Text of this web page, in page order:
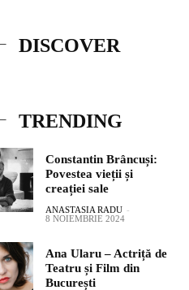
DISCOVER
TRENDING
Constantin Brâncuși:
Povestea vieții și
creației sale
ANASTASIA RADU -
8 NOIEMBRIE 2024
Ana Ularu – Actriță de
Teatru și Film din
București